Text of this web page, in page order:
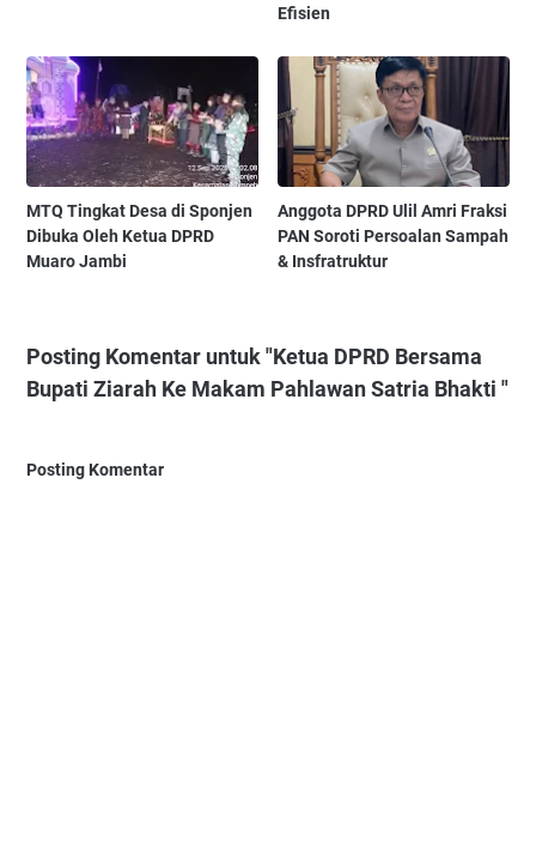
Efisien ‎
MTQ Tingkat Desa di Sponjen
Dibuka Oleh Ketua DPRD
Muaro Jambi ‎
‎Anggota DPRD Ulil Amri Fraksi
PAN Soroti Persoalan Sampah
& Insfratruktur ‎
Posting Komentar untuk "‎Ketua DPRD Bersama
Bupati Ziarah Ke Makam Pahlawan Satria Bhakti ‎"
Posting Komentar